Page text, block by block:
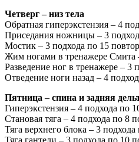
Четверг – низ тела
Обратная гиперэкстензия – 4
Приседания ножницы – 3
Мостик – 3 подхода по 15
Жим ногами в тренажере Смита
Разведение ног в тренажере – 3
Отведение ноги назад – 4
Пятница – спина и задняя
Гиперэкстензия – 4 подхода по
Становая тяга – 4 подхода по 8
Тяга верхнего блока – 3